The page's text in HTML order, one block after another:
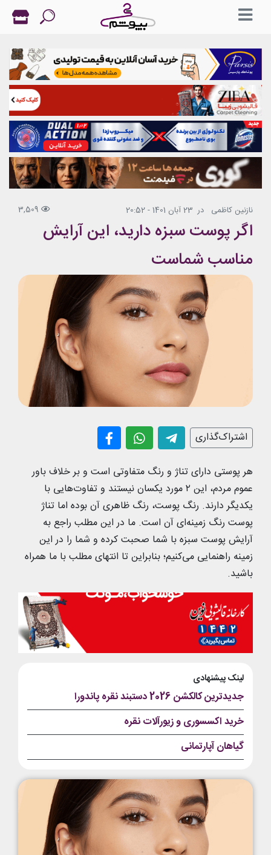
نازنین کاظمی در 23 آبان 1401 - 20:52 3,509
اگر پوست سبزه دارید، این آرایش
مناسب شماست
اشتراک‌گذاری
هر پوستی دارای تناژ و رنگ متفاوتی است و بر خلاف باور
عموم مردم، این ۲ مورد یکسان نیستند و تفاوت‌هایی با
یکدیگر دارند. رنگ پوست، رنگ ظاهری آن بوده اما تناژ
پوست رنگ زمینه‌ای آن است. ما در این مطلب راجع به
آرایش پوست سبزه با شما صحبت کرده و شما را در این
زمینه راهنمایی می‌کنیم؛ بنابراین تا انتهای مطلب با ما همراه
باشید.
لینک پیشنهادی
جدیدترین کالکشن 2026 دستبند نقره پاندورا
خرید اکسسوری و زیورآلات نقره
گیاهان آپارتمانی